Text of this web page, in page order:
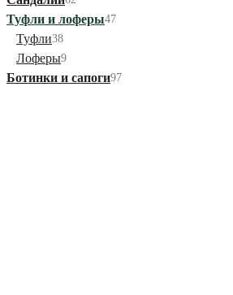
Туфли и лоферы47
Туфли38
Лоферы9
Ботинки и сапоги97